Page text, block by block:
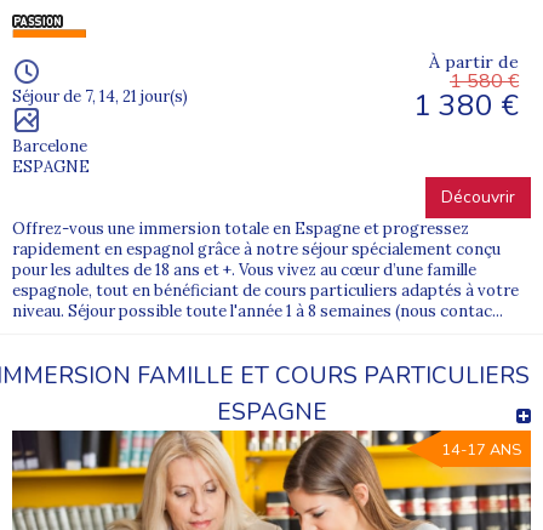
Séjour de 7, 14, 21 jour(s)
Barcelone
ESPAGNE
À partir de
1 580 €
1 380 €
Découvrir
Offrez-vous une immersion totale en Espagne et progressez
rapidement en espagnol grâce à notre séjour spécialement conçu
pour les adultes de 18 ans et +. Vous vivez au cœur d’une famille
espagnole, tout en bénéficiant de cours particuliers adaptés à votre
niveau. Séjour possible toute l'année 1 à 8 semaines (nous contac...
FAMILLE ET COURS PARTICULIERS
ESPAGNE
14-17 ANS